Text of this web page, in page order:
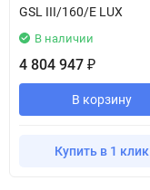
GSL III/160/E LUX
В наличии
4 804 947 ₽
В корзину
Купить в 1 клик